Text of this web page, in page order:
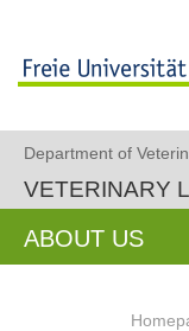
Department of
VETERINARY
ABOUT US